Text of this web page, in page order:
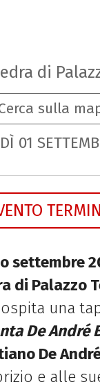
di
sulla
01
settembre
di Palazzo
ospita una
De André
De
e alle